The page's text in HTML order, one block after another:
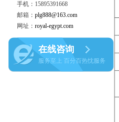
手机：15895391668
邮箱： plg888@163.com
网址： royal-egypt.com
在线咨询
服务至上 百分百热忱服务